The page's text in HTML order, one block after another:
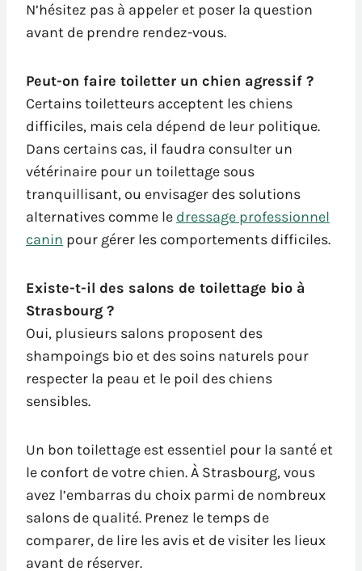
N’hésitez pas à appeler et poser la question
avant de prendre rendez-vous.
Peut-on faire toiletter un chien agressif ?
Certains toiletteurs acceptent les chiens
difficiles, mais cela dépend de leur politique.
Dans certains cas, il faudra consulter un
vétérinaire pour un toilettage sous
tranquillisant, ou envisager des solutions
alternatives comme le dressage professionnel
canin pour gérer les comportements difficiles.
Existe-t-il des salons de toilettage bio à
Strasbourg ?
Oui, plusieurs salons proposent des
shampoings bio et des soins naturels pour
respecter la peau et le poil des chiens
sensibles.
Un bon toilettage est essentiel pour la santé et
le confort de votre chien. À Strasbourg, vous
avez l’embarras du choix parmi de nombreux
salons de qualité. Prenez le temps de
comparer, de lire les avis et de visiter les lieux
avant de réserver.